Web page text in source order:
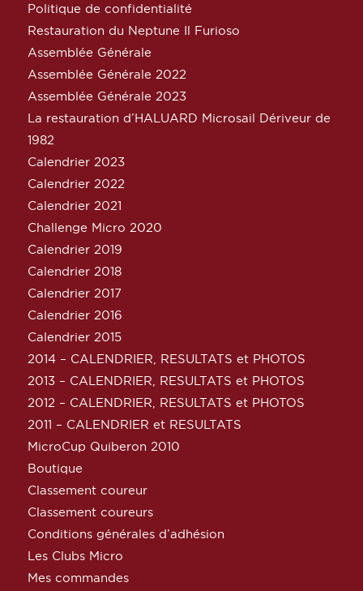
Politique de confidentialité
Restauration du Neptune Il Furioso
Assemblée Générale
Assemblée Générale 2022
Assemblée Générale 2023
La restauration d’HALUARD Microsail Dériveur de
1982
Calendrier 2023
Calendrier 2022
Calendrier 2021
Challenge Micro 2020
Calendrier 2019
Calendrier 2018
Calendrier 2017
Calendrier 2016
Calendrier 2015
2014 – CALENDRIER, RESULTATS et PHOTOS
2013 – CALENDRIER, RESULTATS et PHOTOS
2012 – CALENDRIER, RESULTATS et PHOTOS
2011 – CALENDRIER et RESULTATS
MicroCup Quiberon 2010
Boutique
Classement coureur
Classement coureurs
Conditions générales d’adhésion
Les Clubs Micro
Mes commandes